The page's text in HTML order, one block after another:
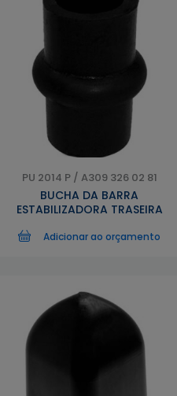
PU 2014 P / A309 326 02 81
BUCHA DA BARRA
ESTABILIZADORA TRASEIRA
Adicionar ao orçamento